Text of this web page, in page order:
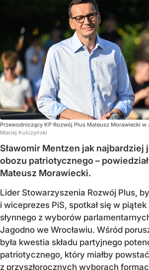
Przewodniczący KP Rozwój Plus Mateusz Morawiecki w
Maciej Kulczyński
Sławomir Mentzen jak najbardziej
obozu patriotycznego –
Mateusz Morawiecki.
Lider Stowarzyszenia Rozwój Plus,
i wiceprezes PiS, spotkał się w
słynnego z wyborów
Jagodno we Wrocławiu. Wśród
była kwestia składu partyjnego
patriotycznego, który miałby
z przyszłorocznych wyborach